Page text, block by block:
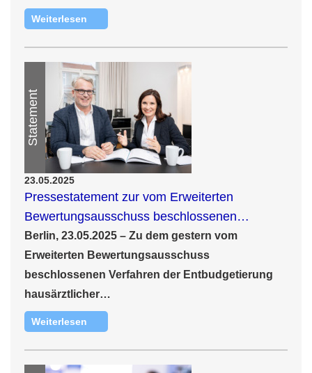
Weiterlesen
Statement
23.05.2025
Pressestatement zur vom Erweiterten
Bewertungsausschuss beschlossenen…
Berlin, 23.05.2025 – Zu dem gestern vom
Erweiterten Bewertungsausschuss
beschlossenen Verfahren der Entbudgetierung
hausärztlicher…
Weiterlesen